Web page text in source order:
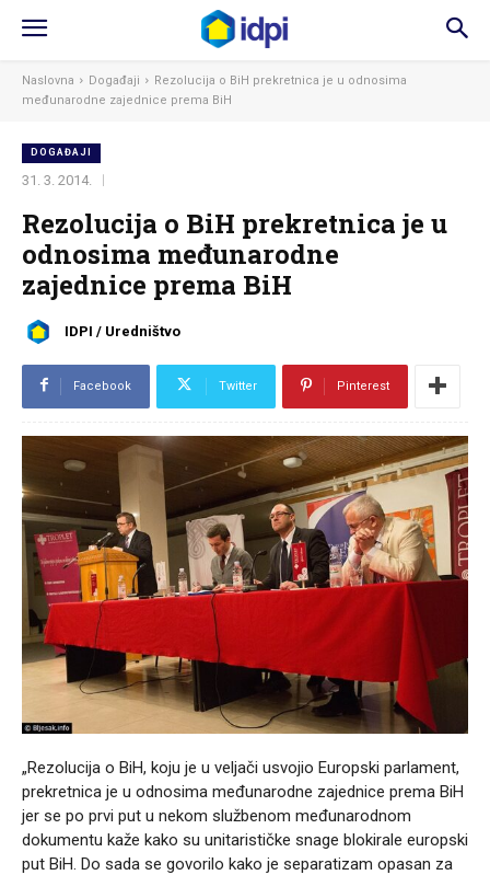
Naslovna Događaji
Rezolucija o BiH prekretnica je u odnosima
međunarodne zajednice prema BiH
DOGAĐAJI
31. 3. 2014.
Rezolucija o BiH prekretnica je u
odnosima međunarodne
zajednice prema BiH
IDPI / Uredništvo
Facebook Twitter Pinterest
„Rezolucija o BiH, koju je u veljači usvojio Europski parlament,
prekretnica je u odnosima međunarodne zajednice prema BiH
jer se po prvi put u nekom službenom međunarodnom
dokumentu kaže kako su unitarističke snage blokirale europski
put BiH. Do sada se govorilo kako je separatizam opasan za